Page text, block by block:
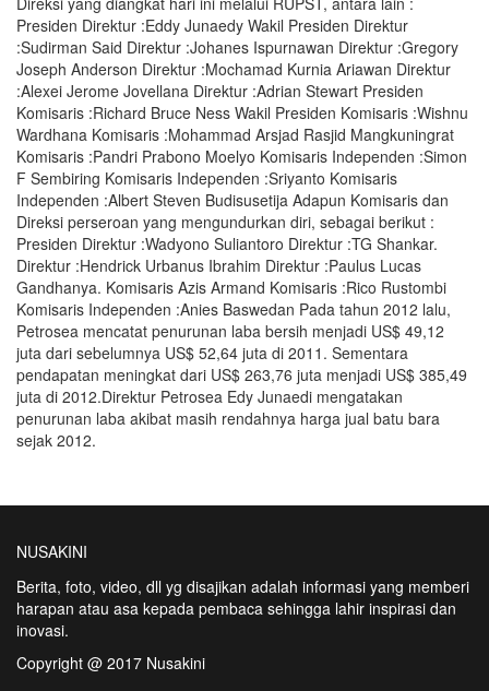
Presiden Direktur :Eddy Junaedy Wakil Presiden Direktur
:Sudirman Said Direktur :Johanes Ispurnawan Direktur :Gregory
Joseph Anderson Direktur :Mochamad Kurnia Ariawan Direktur
:Alexei Jerome Jovellana Direktur :Adrian Stewart Presiden
Komisaris :Richard Bruce Ness Wakil Presiden Komisaris :Wishnu
Wardhana Komisaris :Mohammad Arsjad Rasjid Mangkuningrat
Komisaris :Pandri Prabono Moelyo Komisaris Independen :Simon
F Sembiring Komisaris Independen :Sriyanto Komisaris
Independen :Albert Steven Budisusetija Adapun Komisaris dan
Direksi perseroan yang mengundurkan diri, sebagai berikut :
Presiden Direktur :Wadyono Suliantoro Direktur :TG Shankar.
Direktur :Hendrick Urbanus Ibrahim Direktur :Paulus Lucas
Gandhanya. Komisaris Azis Armand Komisaris :Rico Rustombi
Komisaris Independen :Anies Baswedan Pada tahun 2012 lalu,
Petrosea mencatat penurunan laba bersih menjadi US$ 49,12
juta dari sebelumnya US$ 52,64 juta di 2011. Sementara
pendapatan meningkat dari US$ 263,76 juta menjadi US$ 385,49
juta di 2012.Direktur Petrosea Edy Junaedi mengatakan
penurunan laba akibat masih rendahnya harga jual batu bara
sejak 2012.
NUSAKINI
Berita, foto, video, dll yg disajikan adalah informasi yang memberi
harapan atau asa kepada pembaca sehingga lahir inspirasi dan
inovasi.
Copyright @ 2017 Nusakini